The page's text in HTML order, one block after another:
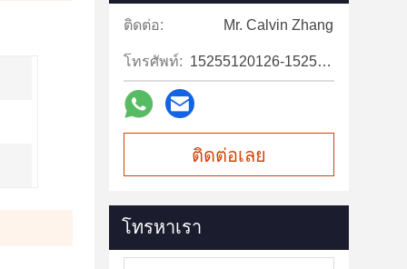
ติดต่อ: Mr. Calvin Zhang
โทรศัพท์: 15255120126-15255120126
ติดต่อเลย
โทรหาเรา